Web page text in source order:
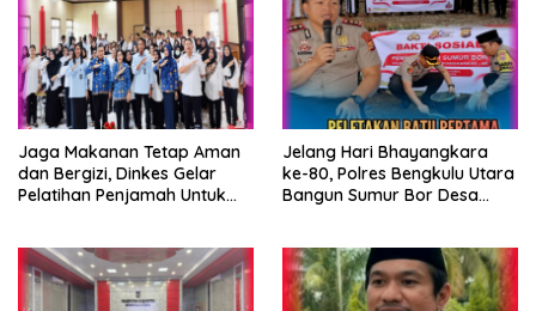
Jaga Makanan Tetap Aman
dan Bergizi, Dinkes Gelar
Pelatihan Penjamah Untuk
Jelang Hari Bhayangkara
ke-80, Polres Bengkulu Utara
Bangun Sumur Bor Desa